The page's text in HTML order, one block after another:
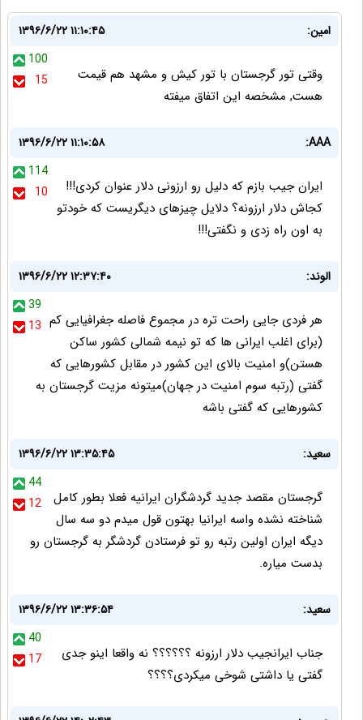
امین:
۱۳۹۶/۶/۲۲ ۱۱:۱۰:۴۵
100
15
وقتی تور گرجستان با تور کیش و مشهد هم قیمت
هست, مشخصه این اتفاق میفته
AAA:
۱۳۹۶/۶/۲۲ ۱۱:۱۰:۵۸
114
10
ایران جیب بازم که دلیل رو ارزونی دلار عنوان کردی!!!
کجاش دلار ارزونه؟ دلایل چیزهای دیگریست که خودتو
به اون راه زدی و نگفتی!!!
الوند:
۱۳۹۶/۶/۲۲ ۱۲:۳۷:۴۰
39
13 هر فردی جایی راحت تره در مجموع فاصله جغرافیایی کم
(برای اغلب ایرانی ها که تو نیمه شمالی کشور ساکن
هستن)و امنیت بالای این کشور در مقابل کشورهایی که
گفتی (رتبه سوم امنیت در جهان)میتونه مزیت گرجستان به
کشورهایی که گفتی باشه
سعید:
۱۳۹۶/۶/۲۲ ۱۳:۳۵:۴۵
44
12
گرجستان مقصد جدید گردشگران ایرانیه فعلا بطور کامل
شناخته نشده واسه ایرانیا بهتون قول میدم دو سه سال
دیگه ایران اولین رتبه رو تو فرستادن گردشگر به گرجستان رو
بدست میاره.
سعید:
۱۳۹۶/۶/۲۲ ۱۳:۳۶:۵۴
40
17
جناب ایرانجیب دلار ارزونه ؟؟؟؟؟؟ نه واقعا اینو جدی
گفتی یا داشتی شوخی میکردی؟؟؟؟